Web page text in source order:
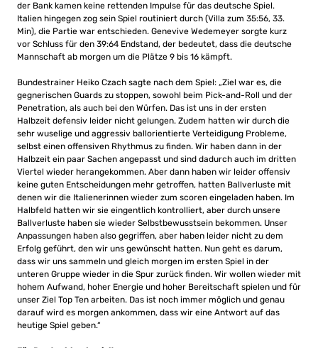
der Bank kamen keine rettenden Impulse für das deutsche Spiel.
Italien hingegen zog sein Spiel routiniert durch (Villa zum 35:56, 33.
Min), die Partie war entschieden. Genevive Wedemeyer sorgte kurz
vor Schluss für den 39:64 Endstand, der bedeutet, dass die deutsche
Mannschaft ab morgen um die Plätze 9 bis 16 kämpft.
Bundestrainer Heiko Czach sagte nach dem Spiel: „Ziel war es, die
gegnerischen Guards zu stoppen, sowohl beim Pick-and-Roll und der
Penetration, als auch bei den Würfen. Das ist uns in der ersten
Halbzeit defensiv leider nicht gelungen. Zudem hatten wir durch die
sehr wuselige und aggressiv ballorientierte Verteidigung Probleme,
selbst einen offensiven Rhythmus zu finden. Wir haben dann in der
Halbzeit ein paar Sachen angepasst und sind dadurch auch im dritten
Viertel wieder herangekommen. Aber dann haben wir leider offensiv
keine guten Entscheidungen mehr getroffen, hatten Ballverluste mit
denen wir die Italienerinnen wieder zum scoren eingeladen haben. Im
Halbfeld hatten wir sie eingentlich kontrolliert, aber durch unsere
Ballverluste haben sie wieder Selbstbewusstsein bekommen. Unser
Anpassungen haben also gegriffen, aber haben leider nicht zu dem
Erfolg geführt, den wir uns gewünscht hatten. Nun geht es darum,
dass wir uns sammeln und gleich morgen im ersten Spiel in der
unteren Gruppe wieder in die Spur zurück finden. Wir wollen wieder mit
hohem Aufwand, hoher Energie und hoher Bereitschaft spielen und für
unser Ziel Top Ten arbeiten. Das ist noch immer möglich und genau
darauf wird es morgen ankommen, dass wir eine Antwort auf das
heutige Spiel geben.“